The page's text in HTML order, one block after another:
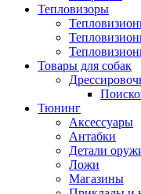
Тепловизоры
Товары для собак
Тюнинг
Аксессуары
Антабки
Детали
Ложи
Магазины